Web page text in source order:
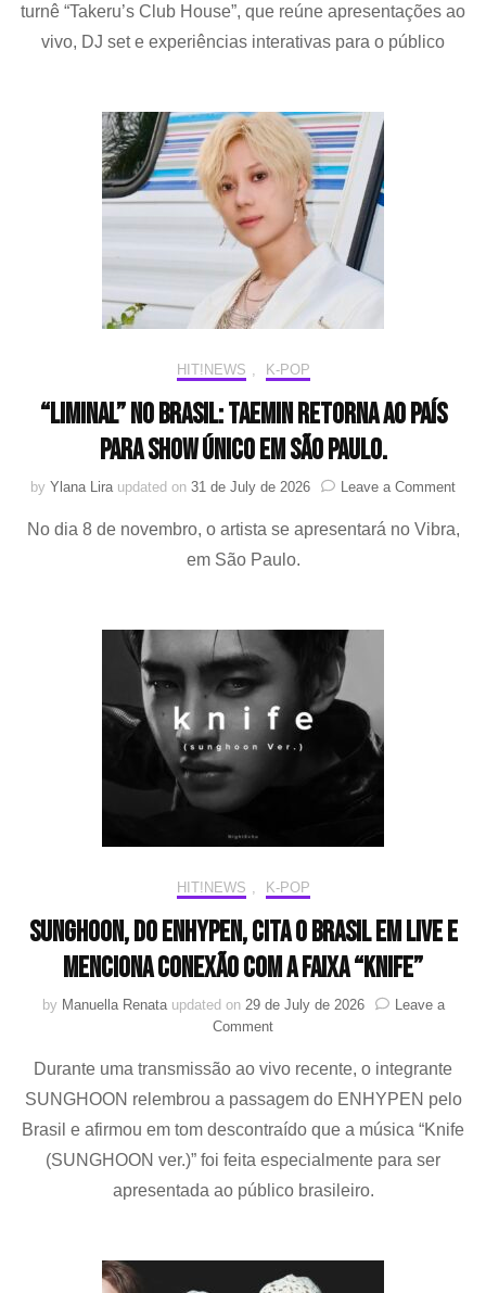
com
“Takeru’s
Club
House”,
com
apresentações
em
São
Paulo
e
de
turnê “Takeru’s Club House”, que reúne apresentações ao
vivo, DJ set e experiências interativas para o público
HIT!NEWS K-POP
“LiMiNaL” no Brasil: Taemin retorna ao país
para show único em São Paulo.
by Ylana Lira updated on 31 de July de 2026 Leave a Commenton
No dia 8 de novembro, o artista se apresentará no Vibra,
em São Paulo.
HIT!NEWS K-POP
Sunghoon, do ENHYPEN, cita o Brasil em live e
menciona conexão com a faixa “Knife”
by Manuella Renata updated on 29 de July de 2026
Leave a
Commenton
do
ENHYPEN,
cita
o
Brasil
live
conexão
com
Durante uma transmissão ao vivo recente, o integrante
SUNGHOON relembrou a passagem do ENHYPEN pelo
Brasil e afirmou em tom descontraído que a música “Knife
(SUNGHOON ver.)” foi feita especialmente para ser
apresentada ao público brasileiro.